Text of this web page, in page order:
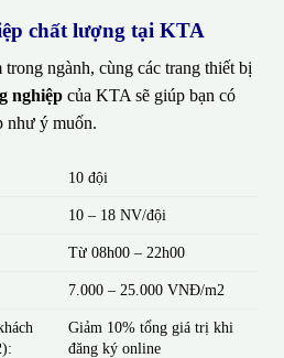
chất lượng tại KTA
ngành, cùng các trang thiết bị
nghiệp của KTA sẽ giúp bạn có
như ý muốn.
10 đội
10 – 18 NV/đội
Từ 08h00 – 22h00
7.000 – 25.000 VNĐ/m2
Giảm 10% tổng giá trị khi
đăng ký online